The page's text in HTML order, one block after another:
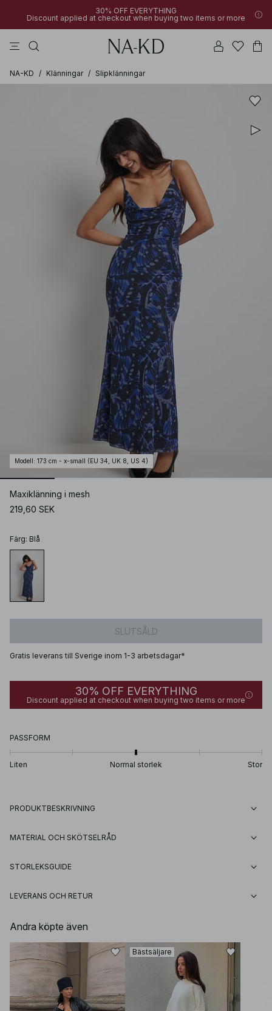
30% OFF EVERYTHING
Discount applied at checkout when buying two items or more
NA-KD / Klänningar / Slipklänningar
Modell : 173 cm - x-small (EU 34, UK 8, US 4)
Maxiklänning i mesh
219,60 SEK
Färg: Blå
SLUTSÅLD
Gratis leverans till Sverige inom 1-3 arbetsdagar*
30% OFF EVERYTHING
Discount applied at checkout when buying two items or more
PASSFORM
Liten Normal storlek Stor
PRODUKTBESKRIVNING
MATERIAL OCH SKÖTSELRÅD
STORLEKSGUIDE
LEVERANS OCH RETUR
Andra köpte även
Bästsäljare